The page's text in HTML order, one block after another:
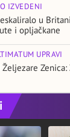
IZVEDENI
u
i opljačkane
UPRAVI
Željezare